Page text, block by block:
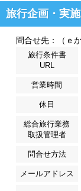
旅行企画・実
問合せ先：（ｅ
旅行条件書
URL
営業時間
休日
総合旅行業務
取扱管理者
問合せ方法
メールアドレス